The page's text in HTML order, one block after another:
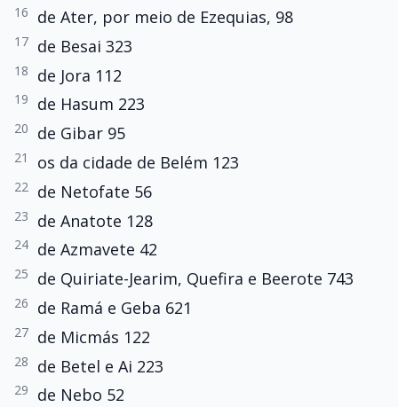
16 de Ater, por meio de Ezequias, 98
17 de Besai 323
18 de Jora 112
19 de Hasum 223
20 de Gibar 95
21 os da cidade de Belém 123
22 de Netofate 56
23 de Anatote 128
24 de Azmavete 42
25 de Quiriate-Jearim, Quefira e Beerote 743
26 de Ramá e Geba 621
27 de Micmás 122
28 de Betel e Ai 223
29 de Nebo 52